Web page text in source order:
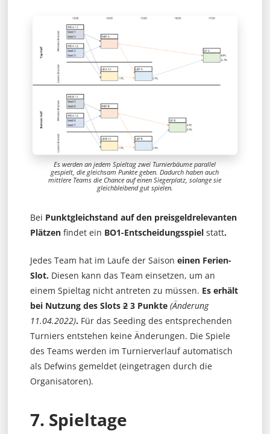
Es werden an jedem Spieltag zwei Turnierbäume parallel
gespielt, die gleichsam Punkte geben. Dadurch haben auch
mittlere Teams die Chance auf einen Siegerplatz, solange sie
gleichbleibend gut spielen.
Bei Punktgleichstand auf den preisgeldrelevanten
Plätzen findet ein BO1-Entscheidungsspiel statt.
Jedes Team hat im Laufe der Saison einen Ferien-
Slot. Diesen kann das Team einsetzen, um an
einem Spieltag nicht antreten zu müssen. Es erhält
bei Nutzung des Slots23 Punkte (Änderung
11.04.2022). Für das Seeding des entsprechenden
Turniers entstehen keine Änderungen. Die Spiele
des Teams werden im Turnierverlauf automatisch
als Defwins gemeldet (eingetragen durch die
Organisatoren).
7. Spieltage